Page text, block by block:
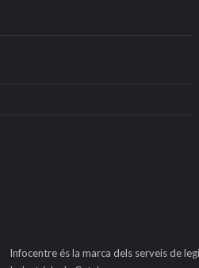
Infocentre és la marca dels serveis de